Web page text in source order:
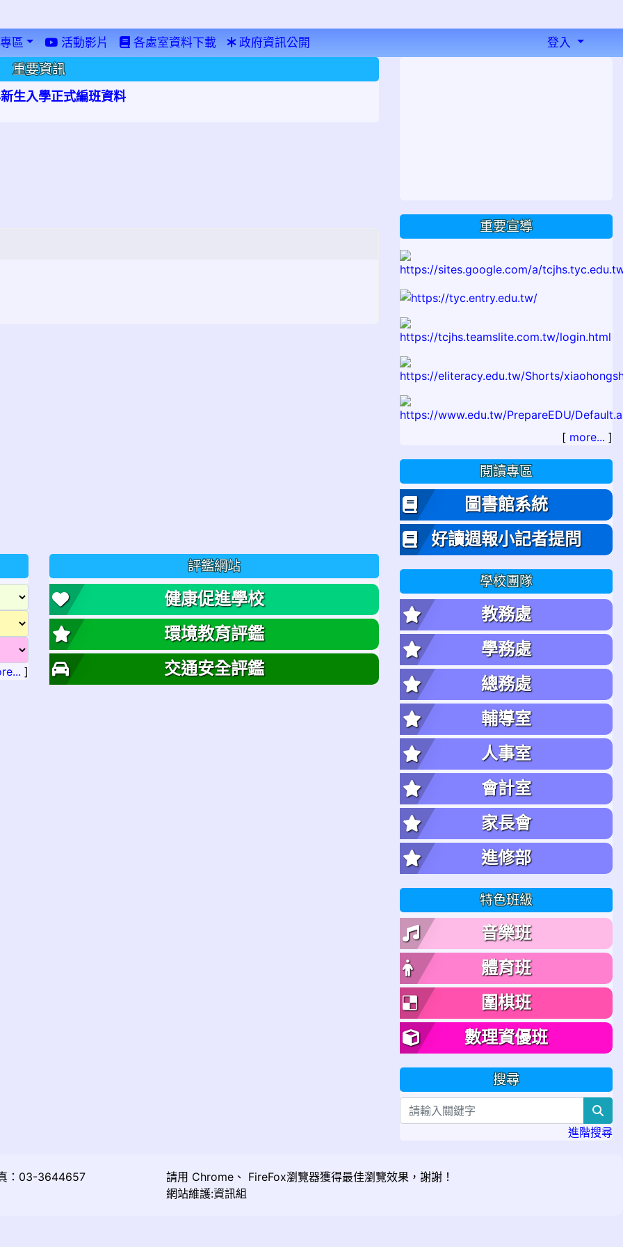
區 活動影片 各處室資料下載 政府資訊公開 登入
重要資訊
生入學正式編班資料
]
評鑑網站
健康促進學校
環境教育評鑑
交通安全評鑑
重要宣導
[ more... ]
閱讀專區
圖書館系統
好讀週報小記者提問
學校團隊
教務處
學務處
總務處
輔導室
人事室
會計室
家長會
進修部
特色班級
音樂班
體育班
圍棋班
數理資優班
搜尋
進階搜尋
：03-3644657 請用 Chrome 、 FireFox瀏覽器獲得最佳瀏覽效果，謝謝！
網站維護:資訊組